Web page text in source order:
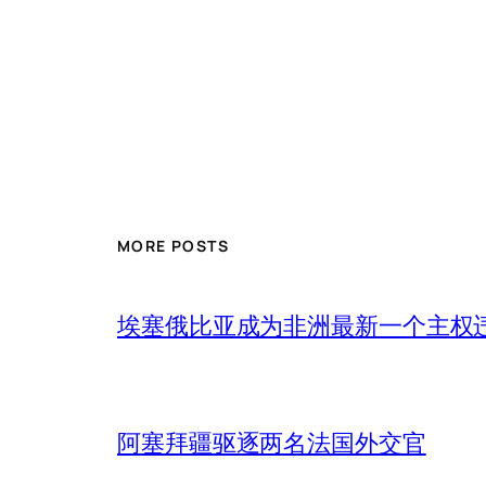
MORE POSTS
埃塞俄比亚成为非洲最新一个主权
阿塞拜疆驱逐两名法国外交官